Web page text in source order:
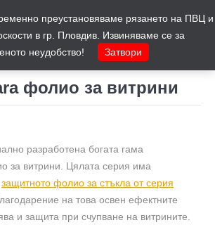
фолио за витрини
You are here:
разработена богата гама
за витрини. Цялата серия има
защитното фолио за стъкла от серия
на това освен ефектните
и защита при счупване на витрините.
преустановяваме рязането на ПВЦ и
в гр. Пловдив. Извиняваме се за
неудобство!
Затвори